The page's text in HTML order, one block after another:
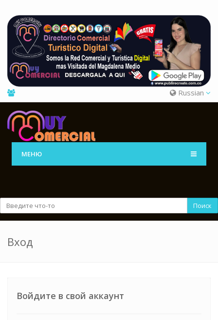
Russian
МЕНЮ
Поиск
Вход
Войдите в свой аккаунт